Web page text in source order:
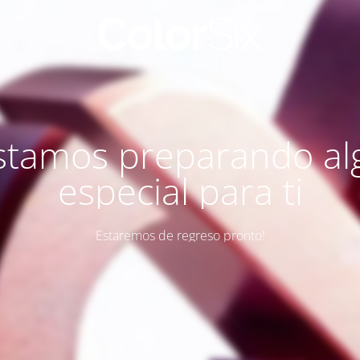
preparando
especial para ti
Estaremos de regreso pronto!